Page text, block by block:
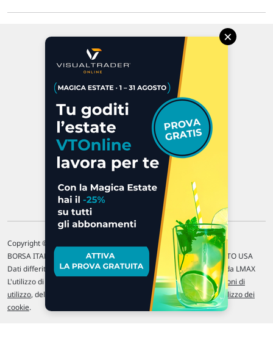
Via Macanno, 38/A
P.IVA 02 452 460 401
Chi siamo
Commenti e segnalazioni
Contattaci
Copyright © 1996-2026 Traderlink Italia s.r.l.
BORSA ITALIANA Quotazioni di borsa differite di 15 min. / MERCATO USA
Dati differiti di 15 min. (fonte Intrinio) / FOREX Quotazioni fornite da LMAX
L'utilizzo di questo sito implica l'accettazione delle nostreCondizioni di
utilizzo, del Politiche sulla privacye dell'Utilizzo dei
cookie.
×